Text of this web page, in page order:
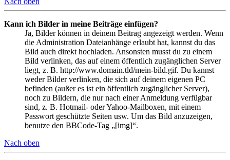
Kann ich Bilder in meine Beiträge einfügen?
Ja, Bilder können in deinem Beitrag angezeigt werden. Wenn
die Administration Dateianhänge erlaubt hat, kannst du das
Bild auch direkt hochladen. Ansonsten musst du zu einem
Bild verlinken, das auf einem öffentlich zugänglichen Server
liegt, z. B. http://www.domain.tld/mein-bild.gif. Du kannst
weder Bilder verlinken, die sich auf deinem eigenen PC
befinden (außer es ist ein öffentlich zugänglicher Server),
noch zu Bildern, die nur nach einer Anmeldung verfügbar
sind, z. B. Hotmail- oder Yahoo-Mailboxen, mit einem
Passwort geschützte Seiten usw. Um das Bild anzuzeigen,
benutze den BBCode-Tag „[img]“.
Nach oben